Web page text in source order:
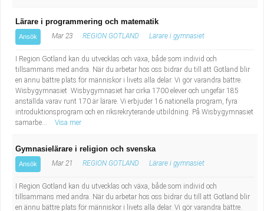
Lärare i programmering och matematik
Ansök Mar 23 REGION GOTLAND Lärare i gymnasiet
I Region Gotland kan du utvecklas och växa, både som individ och
tillsammans med andra. När du arbetar hos oss bidrar du till att Gotland blir
en ännu bättre plats för människor i livets alla delar. Vi gör varandra bättre.
Wisbygymnasiet Wisbygymnasiet har cirka 1700 elever och ungefär 185
anställda varav runt 170 är lärare. Vi erbjuder 16 nationella program, fyra
introduktionsprogram och en riksrekryterande utbildning. På Wisbygymnasiet
samarbe...
Visa mer
Gymnasielärare i religion och svenska
Ansök Mar 21 REGION GOTLAND Lärare i gymnasiet
I Region Gotland kan du utvecklas och växa, både som individ och
tillsammans med andra. När du arbetar hos oss bidrar du till att Gotland blir
en ännu bättre plats för människor i livets alla delar. Vi gör varandra bättre.